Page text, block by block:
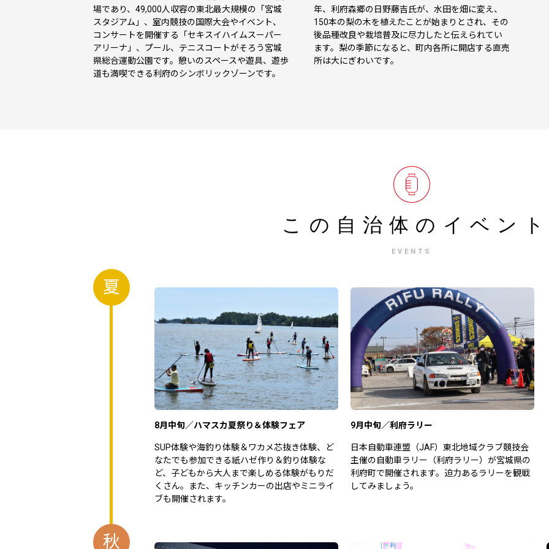
場であり、49,000人収容の東北最大規模の「宮城
スタジアム」、室内競技の国際大会やイベント、
コンサートを開催する「セキスイハイムスーパー
アリーナ」、プール、テニスコートがそろう宮城
県総合運動公園です。憩いのスペースや遊具、遊歩
道も満喫できる利府のシンボリックゾーンです。
年、利府森郷の日野藤吉氏が、水田を畑に変え、
150本の梨の木を植えたことが始まりとされ、その
後品種改良や栽培普及に尽力したと伝えられてい
ます。梨の季節になると、町内各所に開店する直売
所は大にぎわいです。
この自治体の イベン
EVENTS
夏
8月中旬／ハマスカ夏祭り＆体験フェア
SUP体験や海釣り体験＆ワカメ芯抜き体験、ど
なたでも参加できる紙ハゼ作り＆釣り体験な
ど、子どもから大人まで楽しめる体験がもりだ
くさん。また、キッチンカーの出店やミニライ
ブも開催されます。
9月中旬／利府ラリー
日本自動車連盟（JAF）東北地域クラブ競技会
主催の自動車ラリー（利府ラリー）が宮城県の
利府町で開催されます。迫力あるラリーを観戦
してみましょう。
秋